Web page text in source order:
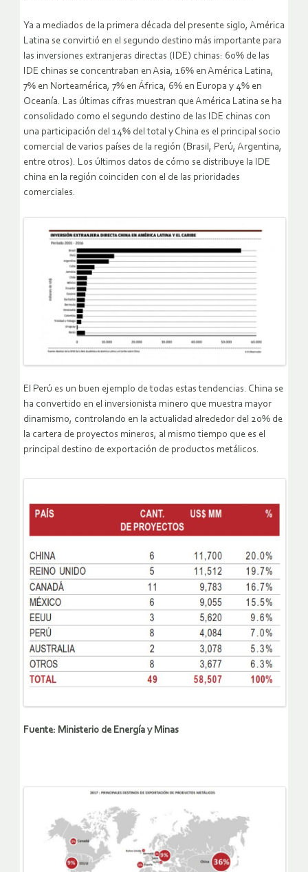
Ya a mediados de la primera década del presente siglo, América
Latina se convirtió en el segundo destino más importante para
las inversiones extranjeras directas (IDE) chinas: 60% de las
IDE chinas se concentraban en Asia, 16% en América Latina,
7% en Norteamérica, 7% en África, 6% en Europa y 4% en
Oceanía. Las últimas cifras muestran que América Latina se ha
consolidado como el segundo destino de las IDE chinas con
una participación del 14% del total y China es el principal socio
comercial de varios países de la región (Brasil, Perú, Argentina,
entre otros). Los últimos datos de cómo se distribuye la IDE
china en la región coinciden con el de las prioridades
comerciales.
El Perú es un buen ejemplo de todas estas tendencias. China se
ha convertido en el inversionista minero que muestra mayor
dinamismo, controlando en la actualidad alrededor del 20% de
la cartera de proyectos mineros, al mismo tiempo que es el
principal destino de exportación de productos metálicos.
Fuente: Ministerio de Energía y Minas